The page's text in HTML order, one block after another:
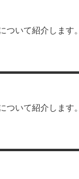
ついて紹介します。
ついて紹介します。